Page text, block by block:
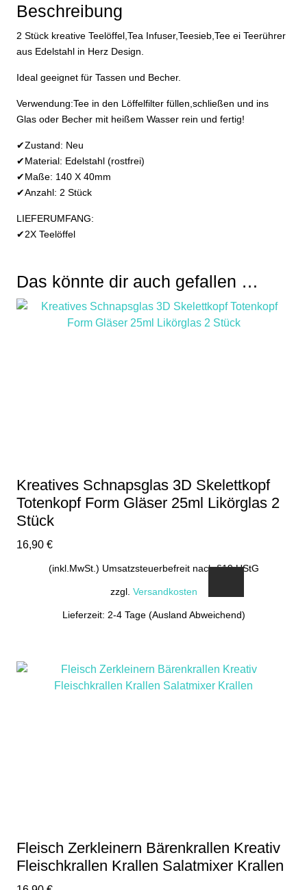
2
Stück
Menge
Beschreibung
2 Stück kreative Teelöffel,Tea Infuser,Teesieb,Tee ei Teerührer
aus Edelstahl in Herz Design.
Ideal geeignet für Tassen und Becher.
Verwendung:Tee in den Löffelfilter füllen,schließen und ins
Glas oder Becher mit heißem Wasser rein und fertig!
✔Zustand: Neu
✔Material: Edelstahl (rostfrei)
✔Maße: 140 X 40mm
✔Anzahl: 2 Stück
LIEFERUMFANG:
✔2X Teelöffel
Das könnte dir auch gefallen …
Kreatives Schnapsglas 3D Skelettkopf
Totenkopf Form Gläser 25ml Likörglas 2
Stück
16,90 €
(inkl.MwSt.) Umsatzsteuerbefreit nach §19 UStG
zzgl. Versandkosten
Lieferzeit: 2-4 Tage (Ausland Abweichend)
Fleisch Zerkleinern Bärenkrallen Kreativ
Fleischkrallen Krallen Salatmixer Krallen